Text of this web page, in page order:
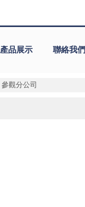
產品展示 聯絡我們
參觀分公司